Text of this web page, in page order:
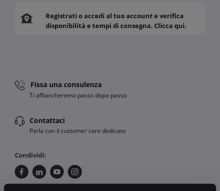
Registrati o accedi al tuo account e verifica
disponibilità e tempi di consegna. Clicca qui.
Fissa una consulenza
Ti affiancheremo passo dopo passo
Contattaci
Parla con il customer care dedicato
Condividi: